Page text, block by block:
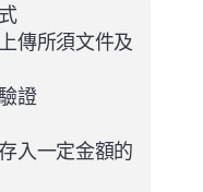
傳所須文件及
證
入一定金額的